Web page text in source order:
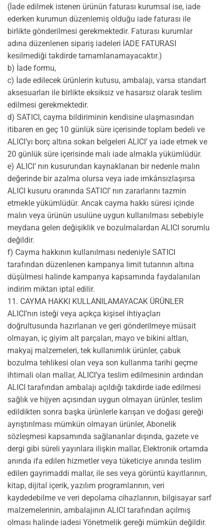
(İade edilmek istenen ürünün faturası kurumsal ise, iade
ederken kurumun düzenlemiş olduğu iade faturası ile
birlikte gönderilmesi gerekmektedir. Faturası kurumlar
adına düzenlenen sipariş iadeleri İADE FATURASI
kesilmediği takdirde tamamlanamayacaktır.)
b) İade formu,
c) İade edilecek ürünlerin kutusu, ambalajı, varsa standart
aksesuarları ile birlikte eksiksiz ve hasarsız olarak teslim
edilmesi gerekmektedir.
d) SATICI, cayma bildiriminin kendisine ulaşmasından
itibaren en geç 10 günlük süre içerisinde toplam bedeli ve
ALICI’yı borç altına sokan belgeleri ALICI’ ya iade etmek ve
20 günlük süre içerisinde malı iade almakla yükümlüdür.
e) ALICI’ nın kusurundan kaynaklanan bir nedenle malın
değerinde bir azalma olursa veya iade imkânsızlaşırsa
ALICI kusuru oranında SATICI’ nın zararlarını tazmin
etmekle yükümlüdür. Ancak cayma hakkı süresi içinde
malın veya ürünün usulüne uygun kullanılması sebebiyle
meydana gelen değişiklik ve bozulmalardan ALICI sorumlu
değildir.
f) Cayma hakkının kullanılması nedeniyle SATICI
tarafından düzenlenen kampanya limit tutarının altına
düşülmesi halinde kampanya kapsamında faydalanılan
indirim miktarı iptal edilir.
11. CAYMA HAKKI KULLANILAMAYACAK ÜRÜNLER
ALICI’nın isteği veya açıkça kişisel ihtiyaçları
doğrultusunda hazırlanan ve geri gönderilmeye müsait
olmayan, iç giyim alt parçaları, mayo ve bikini altları,
makyaj malzemeleri, tek kullanımlık ürünler, çabuk
bozulma tehlikesi olan veya son kullanma tarihi geçme
ihtimali olan mallar, ALICI’ya teslim edilmesinin ardından
ALICI tarafından ambalajı açıldığı takdirde iade edilmesi
sağlık ve hijyen açısından uygun olmayan ürünler, teslim
edildikten sonra başka ürünlerle karışan ve doğası gereği
ayrıştırılması mümkün olmayan ürünler, Abonelik
sözleşmesi kapsamında sağlananlar dışında, gazete ve
dergi gibi süreli yayınlara ilişkin mallar, Elektronik ortamda
anında ifa edilen hizmetler veya tüketiciye anında teslim
edilen gayrimaddi mallar, ile ses veya görüntü kayıtlarının,
kitap, dijital içerik, yazılım programlarının, veri
kaydedebilme ve veri depolama cihazlarının, bilgisayar sarf
malzemelerinin, ambalajının ALICI tarafından açılmış
olması halinde iadesi Yönetmelik gereği mümkün değildir.